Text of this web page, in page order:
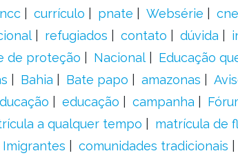
currículo pnate Websérie cne
refugiados contato dúvida
de proteção Nacional Educação
Bahia Bate papo amazonas
educação campanha
a qualquer tempo matrícula de
Imigrantes comunidades tradicionais